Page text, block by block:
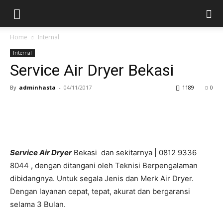
Home Internal
Internal
Service Air Dryer Bekasi
By adminhasta - 04/11/2017 0
1189
Service Air Dryer Bekasi dan sekitarnya | 0812 9336
8044 , dengan ditangani oleh Teknisi Berpengalaman
dibidangnya. Untuk segala Jenis dan Merk Air Dryer.
Dengan layanan cepat, tepat, akurat dan bergaransi
selama 3 Bulan.